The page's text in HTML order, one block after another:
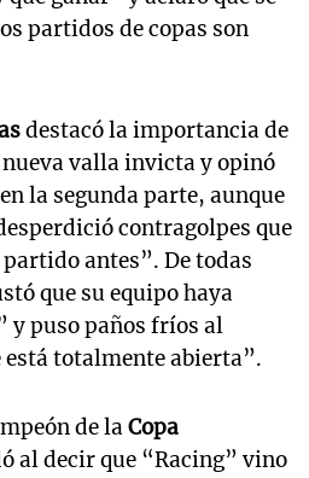
partidos de copas son
destacó la importancia de
valla invicta y opinó
la segunda parte, aunque
contragolpes que
antes”. De todas
que su equipo haya
y puso paños fríos al
totalmente abierta”.
de laCopa
al decir que “Racing” vino